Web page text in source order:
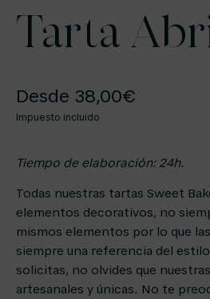
Tarta
Desde 38,00€
Impuesto incluido
Tiempo de elaboración: 24h.
Todas nuestras tartas Sweet
elementos decorativos, no
mismos elementos por lo que
siempre una referencia del
solicitas, no olvides que
artesanales y únicas. No te